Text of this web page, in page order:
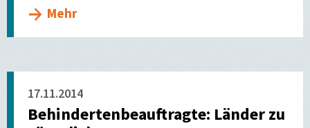
Mehr
17.11.2014
Behindertenbeauftragte: Länder zu